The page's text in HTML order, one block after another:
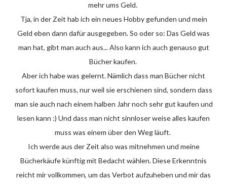
mehr ums Geld.
Tja, in der Zeit hab ich ein neues Hobby gefunden und mein
Geld eben dann dafür ausgegeben. So oder so: Das Geld was
man hat, gibt man auch aus... Also kann ich auch genauso gut
Bücher kaufen.
Aber ich habe was gelernt. Nämlich dass man Bücher nicht
sofort kaufen muss, nur weil sie erschienen sind, sondern dass
man sie auch nach einem halben Jahr noch sehr gut kaufen und
lesen kann :) Und dass man nicht sinnloser weise alles kaufen
muss was einem über den Weg läuft.
Ich werde aus der Zeit also was mitnehmen und meine
Bücherkäufe künftig mit Bedacht wählen. Diese Erkenntnis
reicht mir vollkommen, um das Verbot aufzuheben und mir das